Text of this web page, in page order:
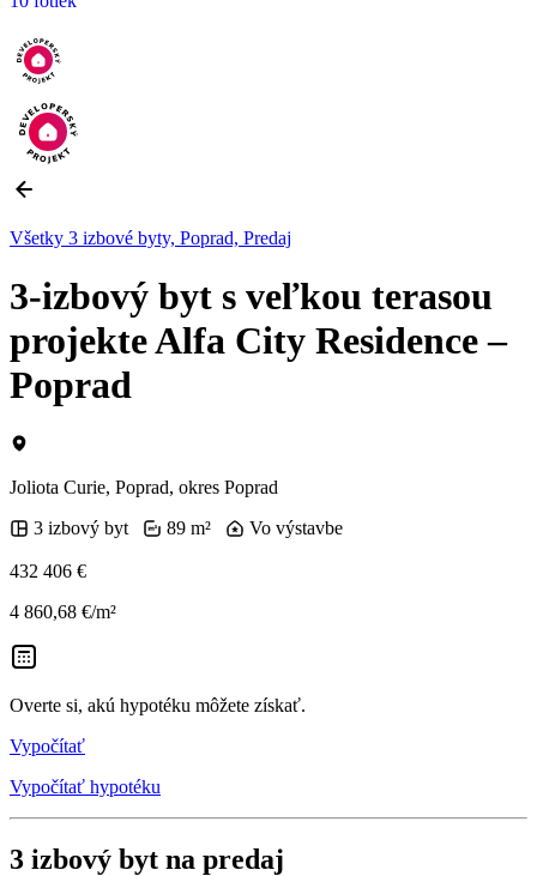
Všetky 3 izbové byty, Poprad, Predaj
3-izbový byt s veľkou terasou
projekte Alfa City Residence –
Poprad
Joliota Curie, Poprad, okres Poprad
3 izbový byt
89 m² Vo výstavbe
432 406 €
4 860,68 €/m²
Overte si, akú hypotéku môžete získať.
Vypočítať
Vypočítať hypotéku
3 izbový byt na predaj